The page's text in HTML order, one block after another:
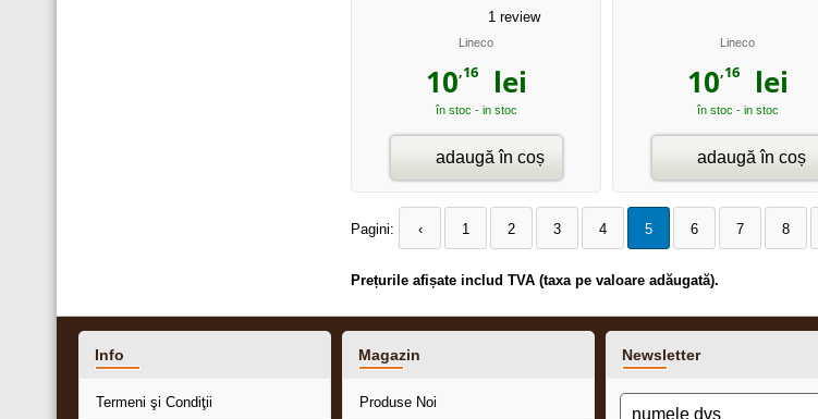
1 review
Lineco
10,16lei
în stoc - in stoc
adaugă în coș
Lineco
10,16lei
în stoc - in stoc
adaugă în coș
Pagini: ‹ 1 2 3 4 5 6 7 8
Prețurile afișate includ TVA (taxa pe valoare adăugată).
Info
Termeni şi Condiţii
Magazin
Produse Noi
Newsletter